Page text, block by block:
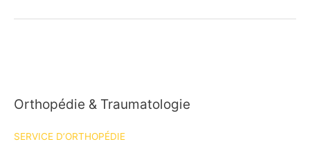
images
supérieur
DIU
Orthopédie & Traumatologie
SERVICE D’ORTHOPÉDIE